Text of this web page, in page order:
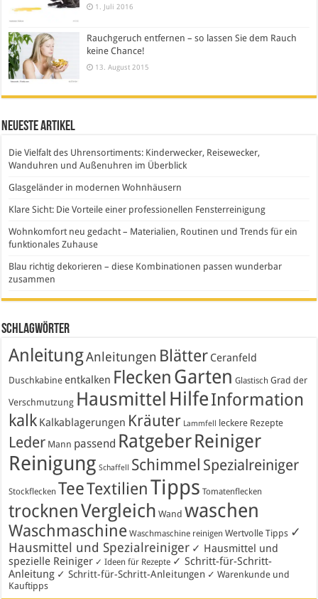
1. Juli 2016
Rauchgeruch entfernen – so lassen Sie dem Rauch
keine Chance!
13. August 2015
Neueste Artikel
Die Vielfalt des Uhrensortiments: Kinderwecker, Reisewecker,
Wanduhren und Außenuhren im Überblick
Glasgeländer in modernen Wohnhäusern
Klare Sicht: Die Vorteile einer professionellen Fensterreinigung
Wohnkomfort neu gedacht – Materialien, Routinen und Trends für ein
funktionales Zuhause
Blau richtig dekorieren – diese Kombinationen passen wunderbar
zusammen
Schlagwörter
AnleitungAnleitungen Blätter Ceranfeld
Duschkabine entkalken Flecken Garten Glastisch Grad der
Verschmutzung Hausmittel HilfeInformation
kalk Kalkablagerungen Kräuter Lammfell leckere Rezepte
Leder Mann passend RatgeberReiniger
Reinigung Schaffell Schimmel Spezialreiniger
Stockflecken TeeTextilienTipps Tomatenflecken
trocknenVergleich Wand waschen
Waschmaschine Waschmaschine reinigen Wertvolle Tipps ✓
Hausmittel und Spezialreiniger ✓ Hausmittel und
spezielle Reiniger ✓ Ideen für Rezepte ✓ Schritt-für-Schritt-
Anleitung ✓ Schritt-für-Schritt-Anleitungen ✓ Warenkunde und
Kauftipps